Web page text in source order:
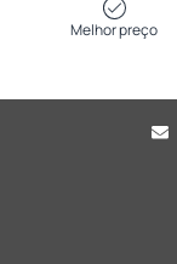
Melhor preço